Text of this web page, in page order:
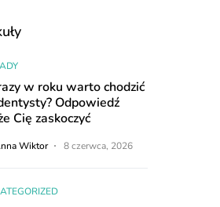
w roku warto chodzić
Odpowiedź
Cię zaskoczyć
Wiktor 8 czerwca, 2026